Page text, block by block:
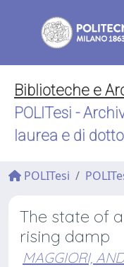
Biblioteche e
POLITesi -
laurea e di
POLITesi
The state of
rising damp
MAGGIORI,